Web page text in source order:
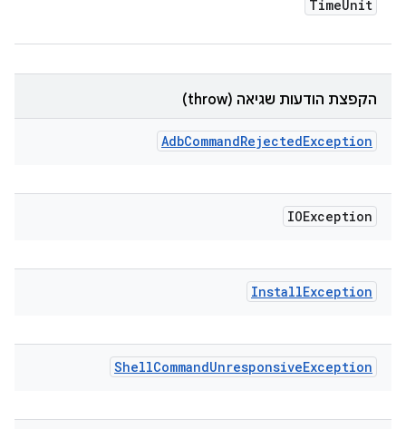
TimeUnit
הקפצת הודעות שגיאה (throw)
AdbCommandRejectedException
IOException
InstallException
ShellCommandUnresponsiveException